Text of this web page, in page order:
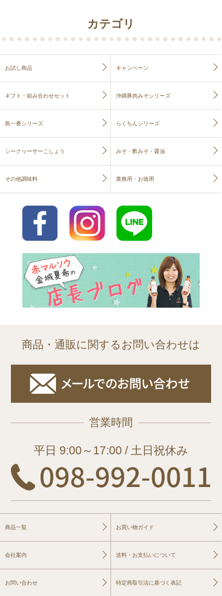
カテゴリ
お試し商品 キャンペーン
ギフト・組み合わせセット 沖縄豚肉みそシリーズ
島一番シリーズ らくちんシリーズ
シークヮーサーこしょう みそ・酢みそ・醤油
その他調味料 業務用・お徳用
商品・通販に関するお問い合わせは
営業時間
平日 9:00～17:00 / 土日祝休み
商品一覧 お買い物ガイド
会社案内 送料・お支払いについて
お問い合わせ 特定商取引法に基づく表記